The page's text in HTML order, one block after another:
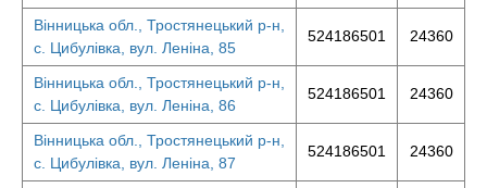
Вінницька обл., Тростянецький р-н,
с. Цибулівка, вул. Леніна, 85
524186501 24360
Вінницька обл., Тростянецький р-н,
с. Цибулівка, вул. Леніна, 86
524186501 24360
Вінницька обл., Тростянецький р-н,
с. Цибулівка, вул. Леніна, 87
524186501 24360